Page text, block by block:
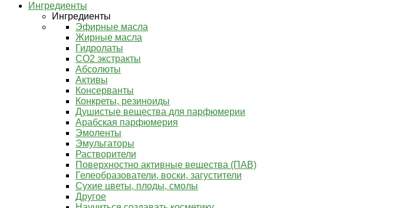
Ингредиенты
Ингредиенты
Эфирные масла
Жирные масла
Гидролаты
СО2 экстракты
Абсолюты
Активы
Консерванты
Конкреты, резиноиды
Душистые вещества для парфюмерии
Арабская парфюмерия
Эмоленты
Эмульгаторы
Растворители
Поверхностно активные вещества (ПАВ)
Гелеобразователи, воски, загустители
Сухие цветы, плоды, смолы
Другое